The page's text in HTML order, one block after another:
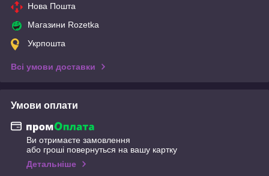
Нова Пошта
Магазини Rozetka
Укрпошта
Всі умови доставки
Умови оплати
Ви отримаєте замовлення
або гроші повернуться на вашу картку
Детальніше